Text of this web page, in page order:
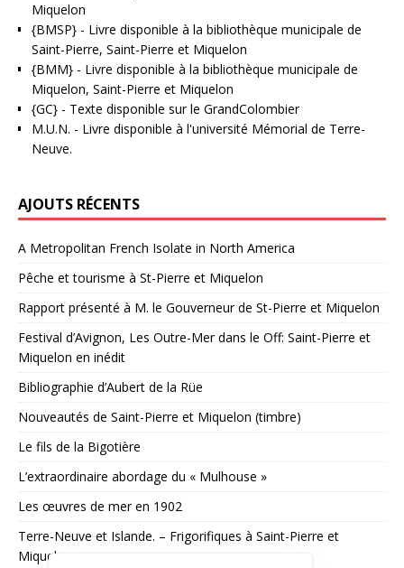
Miquelon
{BMSP} - Livre disponible à la bibliothèque municipale de
Saint-Pierre, Saint-Pierre et Miquelon
{BMM} - Livre disponible à la bibliothèque municipale de
Miquelon, Saint-Pierre et Miquelon
{GC} - Texte disponible sur le GrandColombier
M.U.N. - Livre disponible à l'université Mémorial de Terre-
Neuve.
AJOUTS RÉCENTS
A Metropolitan French Isolate in North America
Pêche et tourisme à St-Pierre et Miquelon
Rapport présenté à M. le Gouverneur de St-Pierre et Miquelon
Festival d’Avignon, Les Outre-Mer dans le Off: Saint-Pierre et
Miquelon en inédit
Bibliographie d’Aubert de la Rüe
Nouveautés de Saint-Pierre et Miquelon (timbre)
Le fils de la Bigotière
L’extraordinaire abordage du « Mulhouse »
Les œuvres de mer en 1902
Terre-Neuve et Islande. – Frigorifiques à Saint-Pierre et
Miquelon